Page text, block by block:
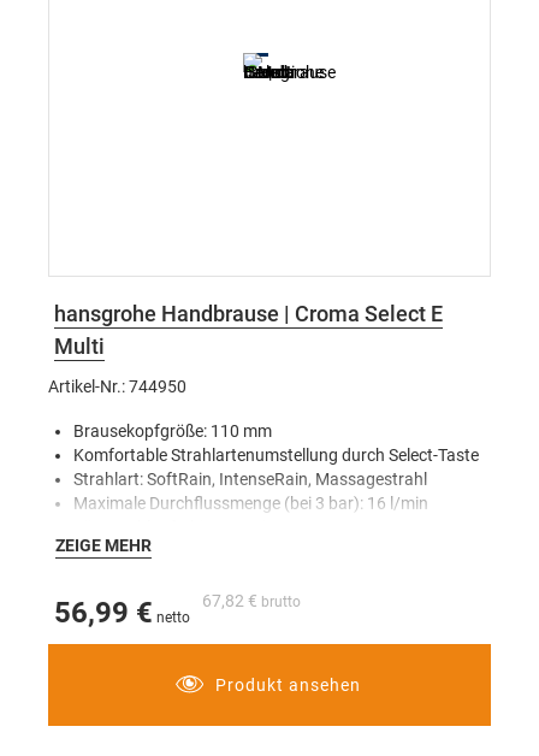
hansgrohe Handbrause | Croma Select E
Multi
Artikel-Nr.: 744950
Brausekopfgröße: 110 mm
Komfortable Strahlartenumstellung durch Select-Taste
Strahlart: SoftRain, IntenseRain, Massagestrahl
Maximale Durchflussmenge (bei 3 bar): 16 l/min
ZEIGE MEHR
67,82 €
56,99 €
Produkt ansehen